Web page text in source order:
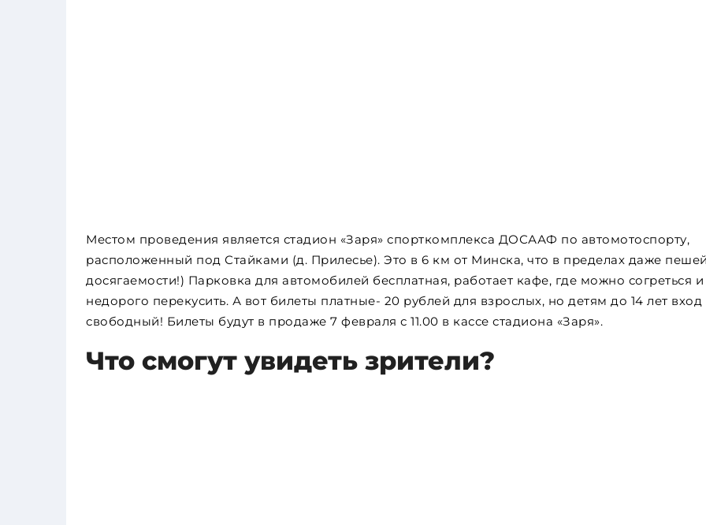
Местом проведения является стадион «Заря» спорткомплекса ДОСААФ по автомотоспорту,
расположенный под Стайками (д. Прилесье). Это в 6 км от Минска, что в пределах даже
досягаемости!) Парковка для автомобилей бесплатная, работает кафе, где можно согреться и
недорого перекусить. А вот билеты платные- 20 рублей для взрослых, но детям до 14 лет вход
свободный! Билеты будут в продаже 7 февраля с 11.00 в кассе стадиона «Заря».
Что смогут увидеть зрители?